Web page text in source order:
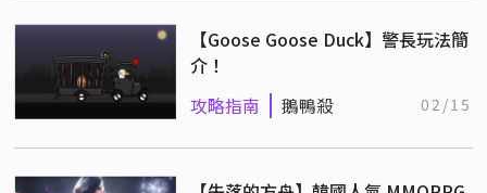
【Goose Goose Duck】警長玩法簡
介！
攻略指南 鵝鴨殺 02/15